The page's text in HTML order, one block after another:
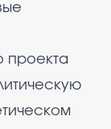
проекта